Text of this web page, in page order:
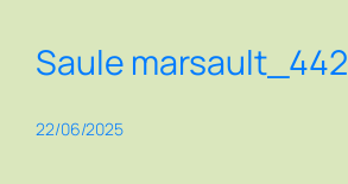
Saule marsault_442
22/06/2025